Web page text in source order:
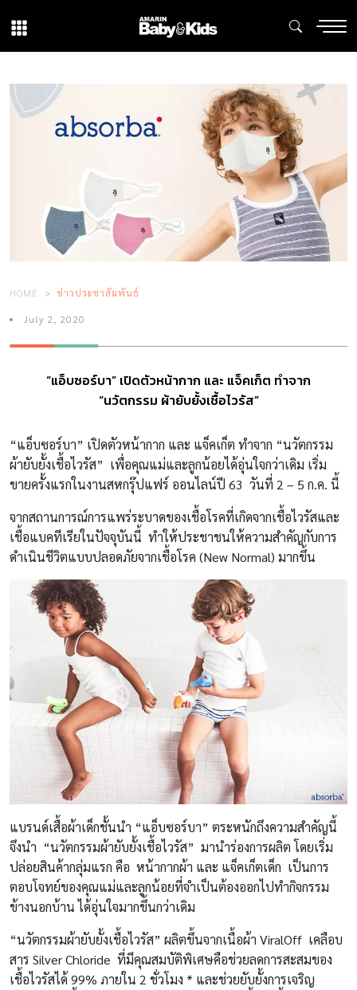
HOME ข่าวประชาสัมพันธ์
July 2, 2020
“แอ็บซอร์บา” เปิดตัวหน้ากาก และ แจ็คเก็ต ทำจาก
“นวัตกรรม ผ้ายับยั้งเชื้อไวรัส”
“แอ็บซอร์บา” เปิดตัวหน้ากาก และ แจ็คเก็ต ทำจาก “นวัตกรรม
ผ้ายับยั้งเชื้อไวรัส” เพื่อคุณแม่และลูกน้อยได้อุ่นใจกว่าเดิม เริ่ม
ขายครั้งแรกในงานสหกรุ๊ปแฟร์ ออนไลน์ปี 63 วันที่ 2 – 5 ก.ค. นี้
จากสถานการณ์การแพร่ระบาดของเชื้อโรคที่เกิดจากเชื้อไวรัสและ
เชื้อแบคทีเรียในปัจจุบันนี้ ทำให้ประชาชนให้ความสำคัญกับการ
ดำเนินชีวิตแบบปลอดภัยจากเชื้อโรค (New Normal) มากขึ้น
แบรนด์เสื้อผ้าเด็กชั้นนำ “แอ็บซอร์บา” ตระหนักถึงความสำคัญนี้
จึงนำ “นวัตกรรมผ้ายับยั้งเชื้อไวรัส” มานำร่องการผลิต โดยเริ่ม
ปล่อยสินค้ากลุ่มแรก คือ หน้ากากผ้า และ แจ็คเก็ตเด็ก เป็นการ
ตอบโจทย์ของคุณแม่และลูกน้อยที่จำเป็นต้องออกไปทำกิจกรรม
ข้างนอกบ้าน ได้อุ่นใจมากขึ้นกว่าเดิม
“นวัตกรรมผ้ายับยั้งเชื้อไวรัส” ผลิตขึ้นจากเนื้อผ้า ViralOff เคลือบ
สาร Silver Chloride ที่มีคุณสมบัติพิเศษคือช่วยลดการสะสมของ
เชื้อไวรัสได้ 99% ภายใน 2 ชั่วโมง * และช่วยยับยั้งการเจริญ